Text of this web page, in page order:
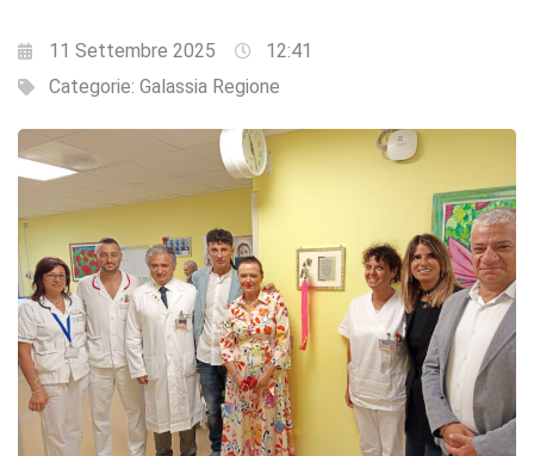
11 Settembre 2025
12:41
Categorie: Galassia Regione